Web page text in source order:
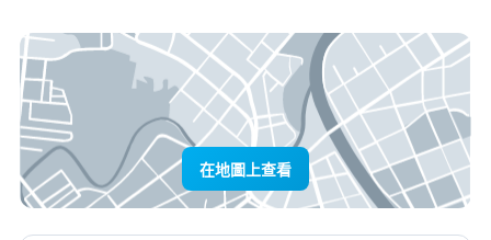
在地圖上查看